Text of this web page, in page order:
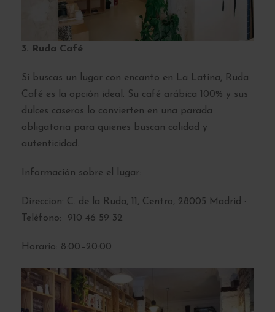
3. Ruda Café
Si buscas un lugar con encanto en La Latina, Ruda
Café es la opción ideal. Su café arábica 100% y sus
dulces caseros lo convierten en una parada
obligatoria para quienes buscan calidad y
autenticidad.
Información sobre el lugar:
Direccion: C. de la Ruda, 11, Centro, 28005 Madrid ·
Teléfono:
910 46 59 32
Horario: 8:00–20:00